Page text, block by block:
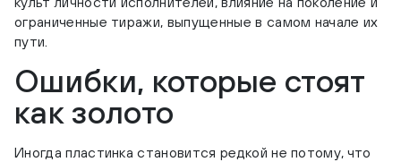
ограниченные тиражи, выпущенные в самом начале их
пути.
Ошибки, которые стоят
как золото
Иногда пластинка становится редкой не потому, что